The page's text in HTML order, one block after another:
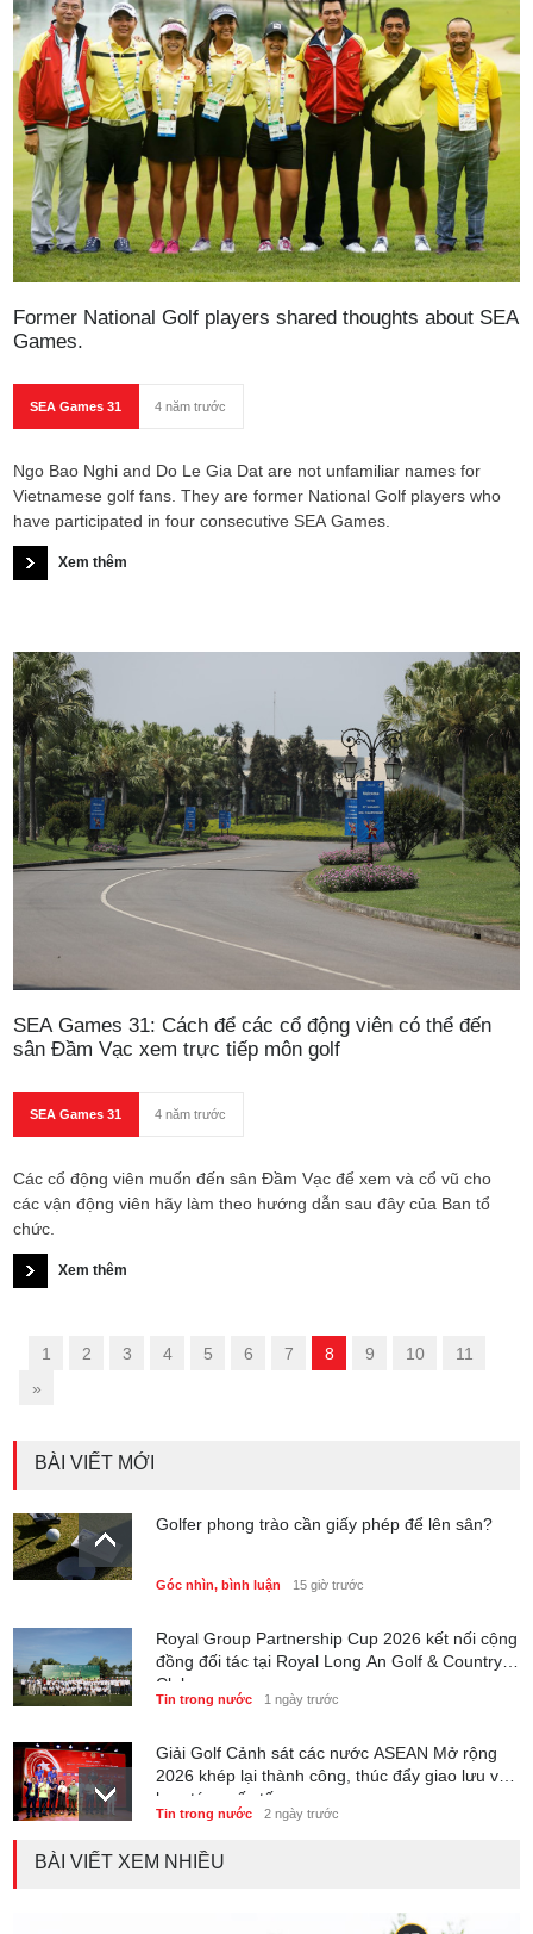
Former National Golf players shared thoughts about SEA
Games.
SEA Games 31 4 năm trước
Ngo Bao Nghi and Do Le Gia Dat are not unfamiliar names for
Vietnamese golf fans. They are former National Golf players who
have participated in four consecutive SEA Games.
Xem thêm
SEA Games 31: Cách để các cổ động viên có thể đến
sân Đầm Vạc xem trực tiếp môn golf
SEA Games 31 4 năm trước
Các cổ động viên muốn đến sân Đầm Vạc để xem và cổ vũ cho
các vận động viên hãy làm theo hướng dẫn sau đây của Ban tổ
chức.
Xem thêm
1 2 3 4 5 6 7 8 9 10
11
»
BÀI VIẾT MỚI
Golfer phong trào cần giấy phép để lên sân?
Góc nhìn, bình luận 15 giờ trước
Royal Group Partnership Cup 2026 kết nối cộng
đồng đối tác tại Royal Long An Golf & Country
Club
Tin trong nước 1 ngày trước
Giải Golf Cảnh sát các nước ASEAN Mở rộng
2026 khép lại thành công, thúc đẩy giao lưu và
hợp tác quốc tế
Tin trong nước 2 ngày trước
6 tháng đầu năm 2026 - Nam A Bank củng cố
BÀI VIẾT XEM NHIỀU